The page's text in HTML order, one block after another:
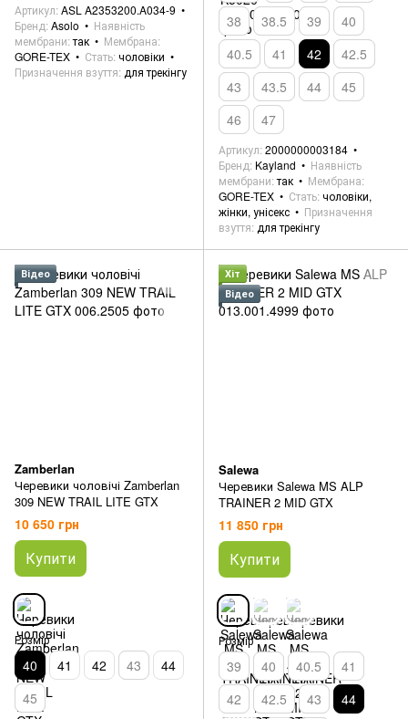
Артикул ASL A2353200.A034-9
Бренд Asolo
Наявність
мембрани так
Мембрана
GORE-TEX
Стать чоловіки
Призначення взуття для трекінгу
38
38.5 39
40
40.5
41 42
42.5
43
43.5 44
45
46
47
Артикул 2000000003184
Бренд Kayland
Наявність
мембрани так
Мембрана
GORE-TEX
Стать чоловіки,
жінки, унісекс
Призначення
взуття для трекінгу
Відео
Zamberlan
Черевики чоловічі Zamberlan
309 NEW TRAIL LITE GTX
10 650 грн
Купити
Розмір
40 41 42 43
44
45
Хіт
Відео
Salewa
Черевики Salewa MS ALP
TRAINER 2 MID GTX
11 850 грн
Купити
Розмір
39 40 40.5
41
42
42.5 43
44